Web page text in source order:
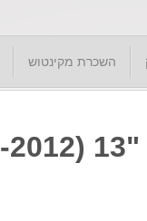
השכרת מקינטוש
מסך לנייד אפל מקבוק פרו "13 (2012-